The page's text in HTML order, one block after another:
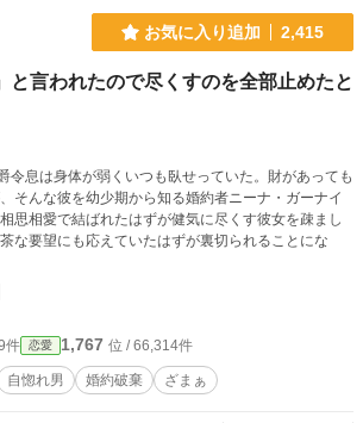
お気に入り追加 2,415
言われたので尽くすのを全部止めたと
令息は身体が弱くいつも臥せっていた。財があっても
そんな彼を幼少期から知る婚約者ニーナ・ガーナイ
思相愛で結ばれたはずが健気に尽くす彼女を疎まし
な要望にも応えていたはずが裏切られることにな
件 恋愛 1,767 位 / 66,314件
自惚れ男 婚約破棄 ざまぁ